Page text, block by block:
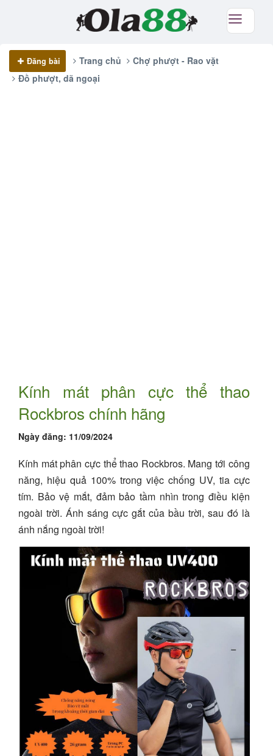
Đăng bài Trang chủ
Chợ phượt - Rao vặt
Đồ phượt, dã ngoại
Kính mát phân cực thể thao
Rockbros chính hãng
Ngày đăng: 11/09/2024
Kính mát phân cực thể thao Rockbros. Mang tới công
năng, hiệu quả 100% trong việc chống UV, tia cực
tím. Bảo vệ mắt, đảm bảo tầm nhìn trong điều kiện
ngoài trời. Ánh sáng cực gắt của bầu trời, sau đó là
ánh nắng ngoài trời!